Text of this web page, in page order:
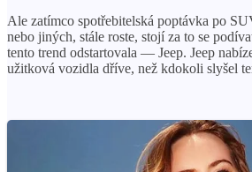
Ale zatímco spotřebitelská poptávka po
nebo jiných, stále roste, stojí za to se
tento trend odstartovala — Jeep. Jeep
užitková vozidla dříve, než kdokoli slyšel